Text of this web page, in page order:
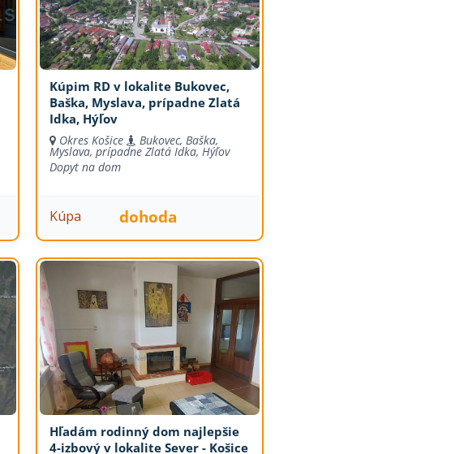
Kúpim RD v lokalite Bukovec,
Baška, Myslava, prípadne Zlatá
Idka, Hýľov
Okres Košice Bukovec, Baška,
Myslava, prípadne Zlatá Idka, Hýľov
Dopyt na dom
Kúpa dohoda
Hľadám rodinný dom najlepšie
4-izbový v lokalite Sever - Košice